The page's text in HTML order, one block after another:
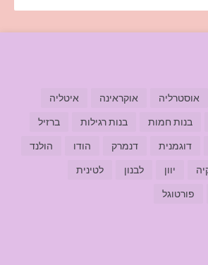
אוסטרליה אוקראינה
איטליה
בנות חמות בנות רגילות
ברזיל
דוגמנית דנמרק הודו
הולנד
יוון לבנון
לטינית
פורטוגל